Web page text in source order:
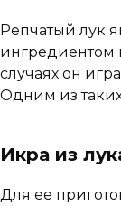
Репчатый лук
ингредиентом
случаях он
Одним из
Икра из
Для ее